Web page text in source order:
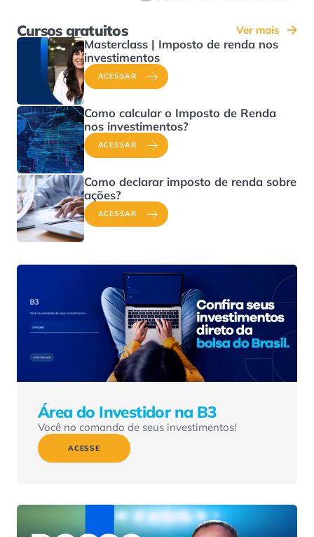
Cursos gratuitos Ver mais
Masterclass | Imposto de renda nos
investimentos
ACESSAR
Como calcular o Imposto de Renda
nos investimentos?
ACESSAR
Como declarar imposto de renda sobre
ações?
ACESSAR
Área do Investidor na B3
Você no comando de seus investimentos!
ACESSE